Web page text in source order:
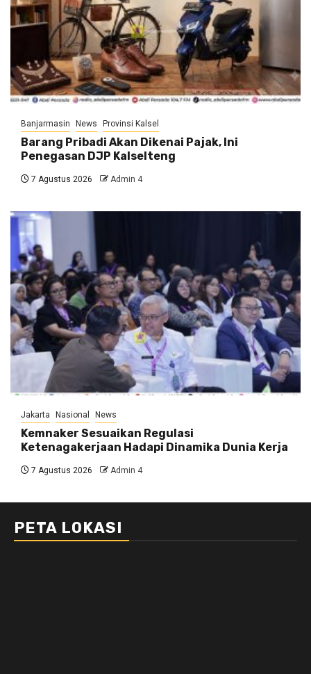
Banjarmasin News Provinsi Kalsel
Barang Pribadi Akan Dikenai Pajak, Ini
Penegasan DJP Kalselteng
7 Agustus 2026 Admin 4
Jakarta Nasional News
Kemnaker Sesuaikan Regulasi
Ketenagakerjaan Hadapi Dinamika Dunia Kerja
7 Agustus 2026 Admin 4
PETA LOKASI